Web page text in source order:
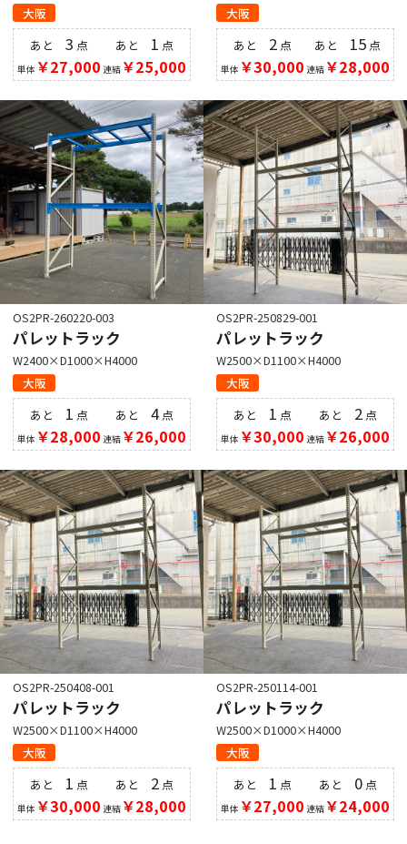
大阪
あと3 点
単体 ￥27,000
あと 1 点
連結￥25,000
大阪
あと 2 点
単体 ￥30,000
あと 15 点
連結￥28,000
OS2PR-260220-003
パレットラック
W2400×D1000×H4000
大阪
あと 1 点
単体 ￥28,000
あと 4点
連結￥26,000
OS2PR-250829-001
パレットラック
W2500×D1100×H4000
大阪
あと 1 点
単体 ￥30,000
あと 2点
連結￥26,000
OS2PR-250408-001
パレットラック
W2500×D1100×H4000
大阪
あと 1 点
単体 ￥30,000
あと 2点
連結￥28,000
OS2PR-250114-001
パレットラック
W2500×D1000×H4000
大阪
あと 1 点
単体 ￥27,000
あと 0点
連結￥24,000